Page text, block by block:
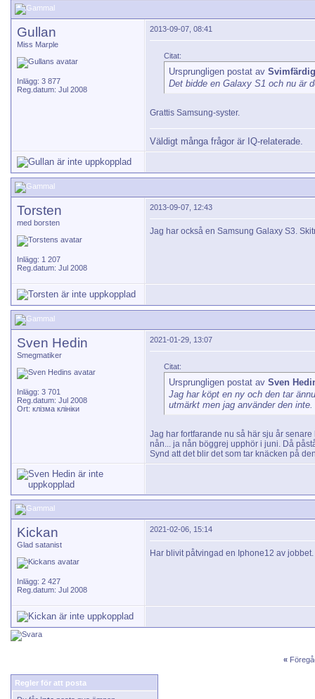
Gullan
Miss Marple
Inlägg: 3 877
Reg.datum: Jul 2008
2013-09-07, 08:41
Citat:
Ursprungligen postat av Svimfärdig
Det bidde en Galaxy S1 och nu är
Grattis Samsung-syster.
Väldigt många frågor är IQ-relaterade.
Torsten
med borsten
Inlägg: 1 207
Reg.datum: Jul 2008
2013-09-07, 12:43
Jag har också en Samsung Galaxy S3.
Sven Hedin
Smegmatiker
Inlägg: 3 701
Reg.datum: Jul 2008
Ort: клізма клініки
2021-01-29, 13:07
Citat:
Ursprungligen postat av Sven
Jag har köpt en ny och den tar
utmärkt men jag använder den inte.
Jag har fortfarande nu så här sju år
nån... ja nån böggrej upphör i juni. Då
Synd att det blir det som tar knäcken på
Kickan
Glad satanist
Inlägg: 2 427
Reg.datum: Jul 2008
2021-02-06, 15:14
Har blivit påtvingad en Iphone12 av
«
Regler för att posta